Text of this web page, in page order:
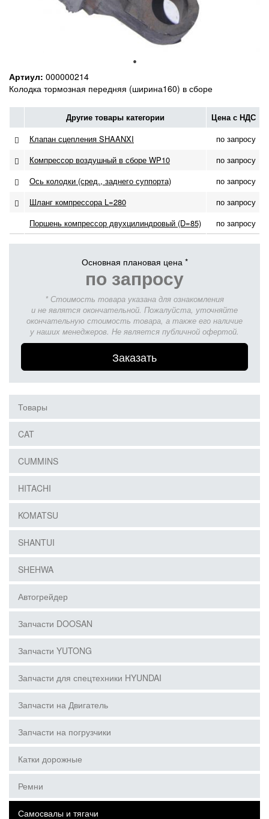
Артиул: 000000214
Колодка тормозная передняя (ширина160) в сборе
Другие товары категории Цена с НДС
Клапан сцепления SHAANXI
по запросу
Компрессор воздушный в сборе WP10
по запросу
Ось колодки (сред., заднего суппорта)
по запросу
Шланг компрессора L=280
по запросу
Поршень компрессор двухцилиндровый (D=85)
по запросу
Основная плановая цена *
по запросу
* Стоимость товара указана для ознакомления
и не являтся окончательной. Пожалуйста, уточняйте
окончательную стоимость товара, а также его наличие
у наших менеджеров. Не является публичной офертой.
Заказать
Товары
CAT
CUMMINS
HITACHI
KOMATSU
SHANTUI
SHEHWA
Автогрейдер
Запчасти DOOSAN
Запчасти YUTONG
Запчасти для спецтехники HYUNDAI
Запчасти на Двигатель
Запчасти на погрузчики
Катки дорожные
Ремни
Самосвалы и тягачи